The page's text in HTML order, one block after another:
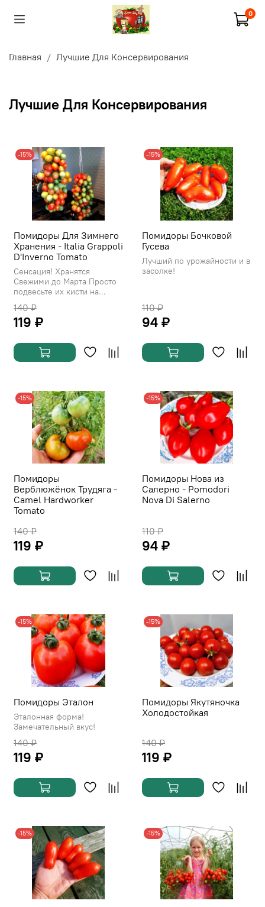
0
Главная Лучшие Для Консервирования
Лучшие Для Консервирования
-15%
Помидоры Для Зимнего
Хранения - Italia Grappoli
D'Inverno Tomato
Сенсация! Хранятся
Свежими до Марта Просто
подвесьте их кисти на...
140 ₽
119 ₽
-15%
Помидоры Бочковой
Гусева
Лучший по урожайности и в
засолке!
110 ₽
94 ₽
-15%
Помидоры
Верблюжёнок Трудяга -
Camel Hardworker
Tomato
140 ₽
119 ₽
-15%
Помидоры Нова из
Салерно - Pomodori
Nova Di Salerno
110 ₽
94 ₽
-15%
Помидоры Эталон
Эталонная форма!
Замечательный вкус!
140 ₽
119 ₽
-15%
Помидоры Якутяночка
Холодостойкая
140 ₽
119 ₽
-15% -15%